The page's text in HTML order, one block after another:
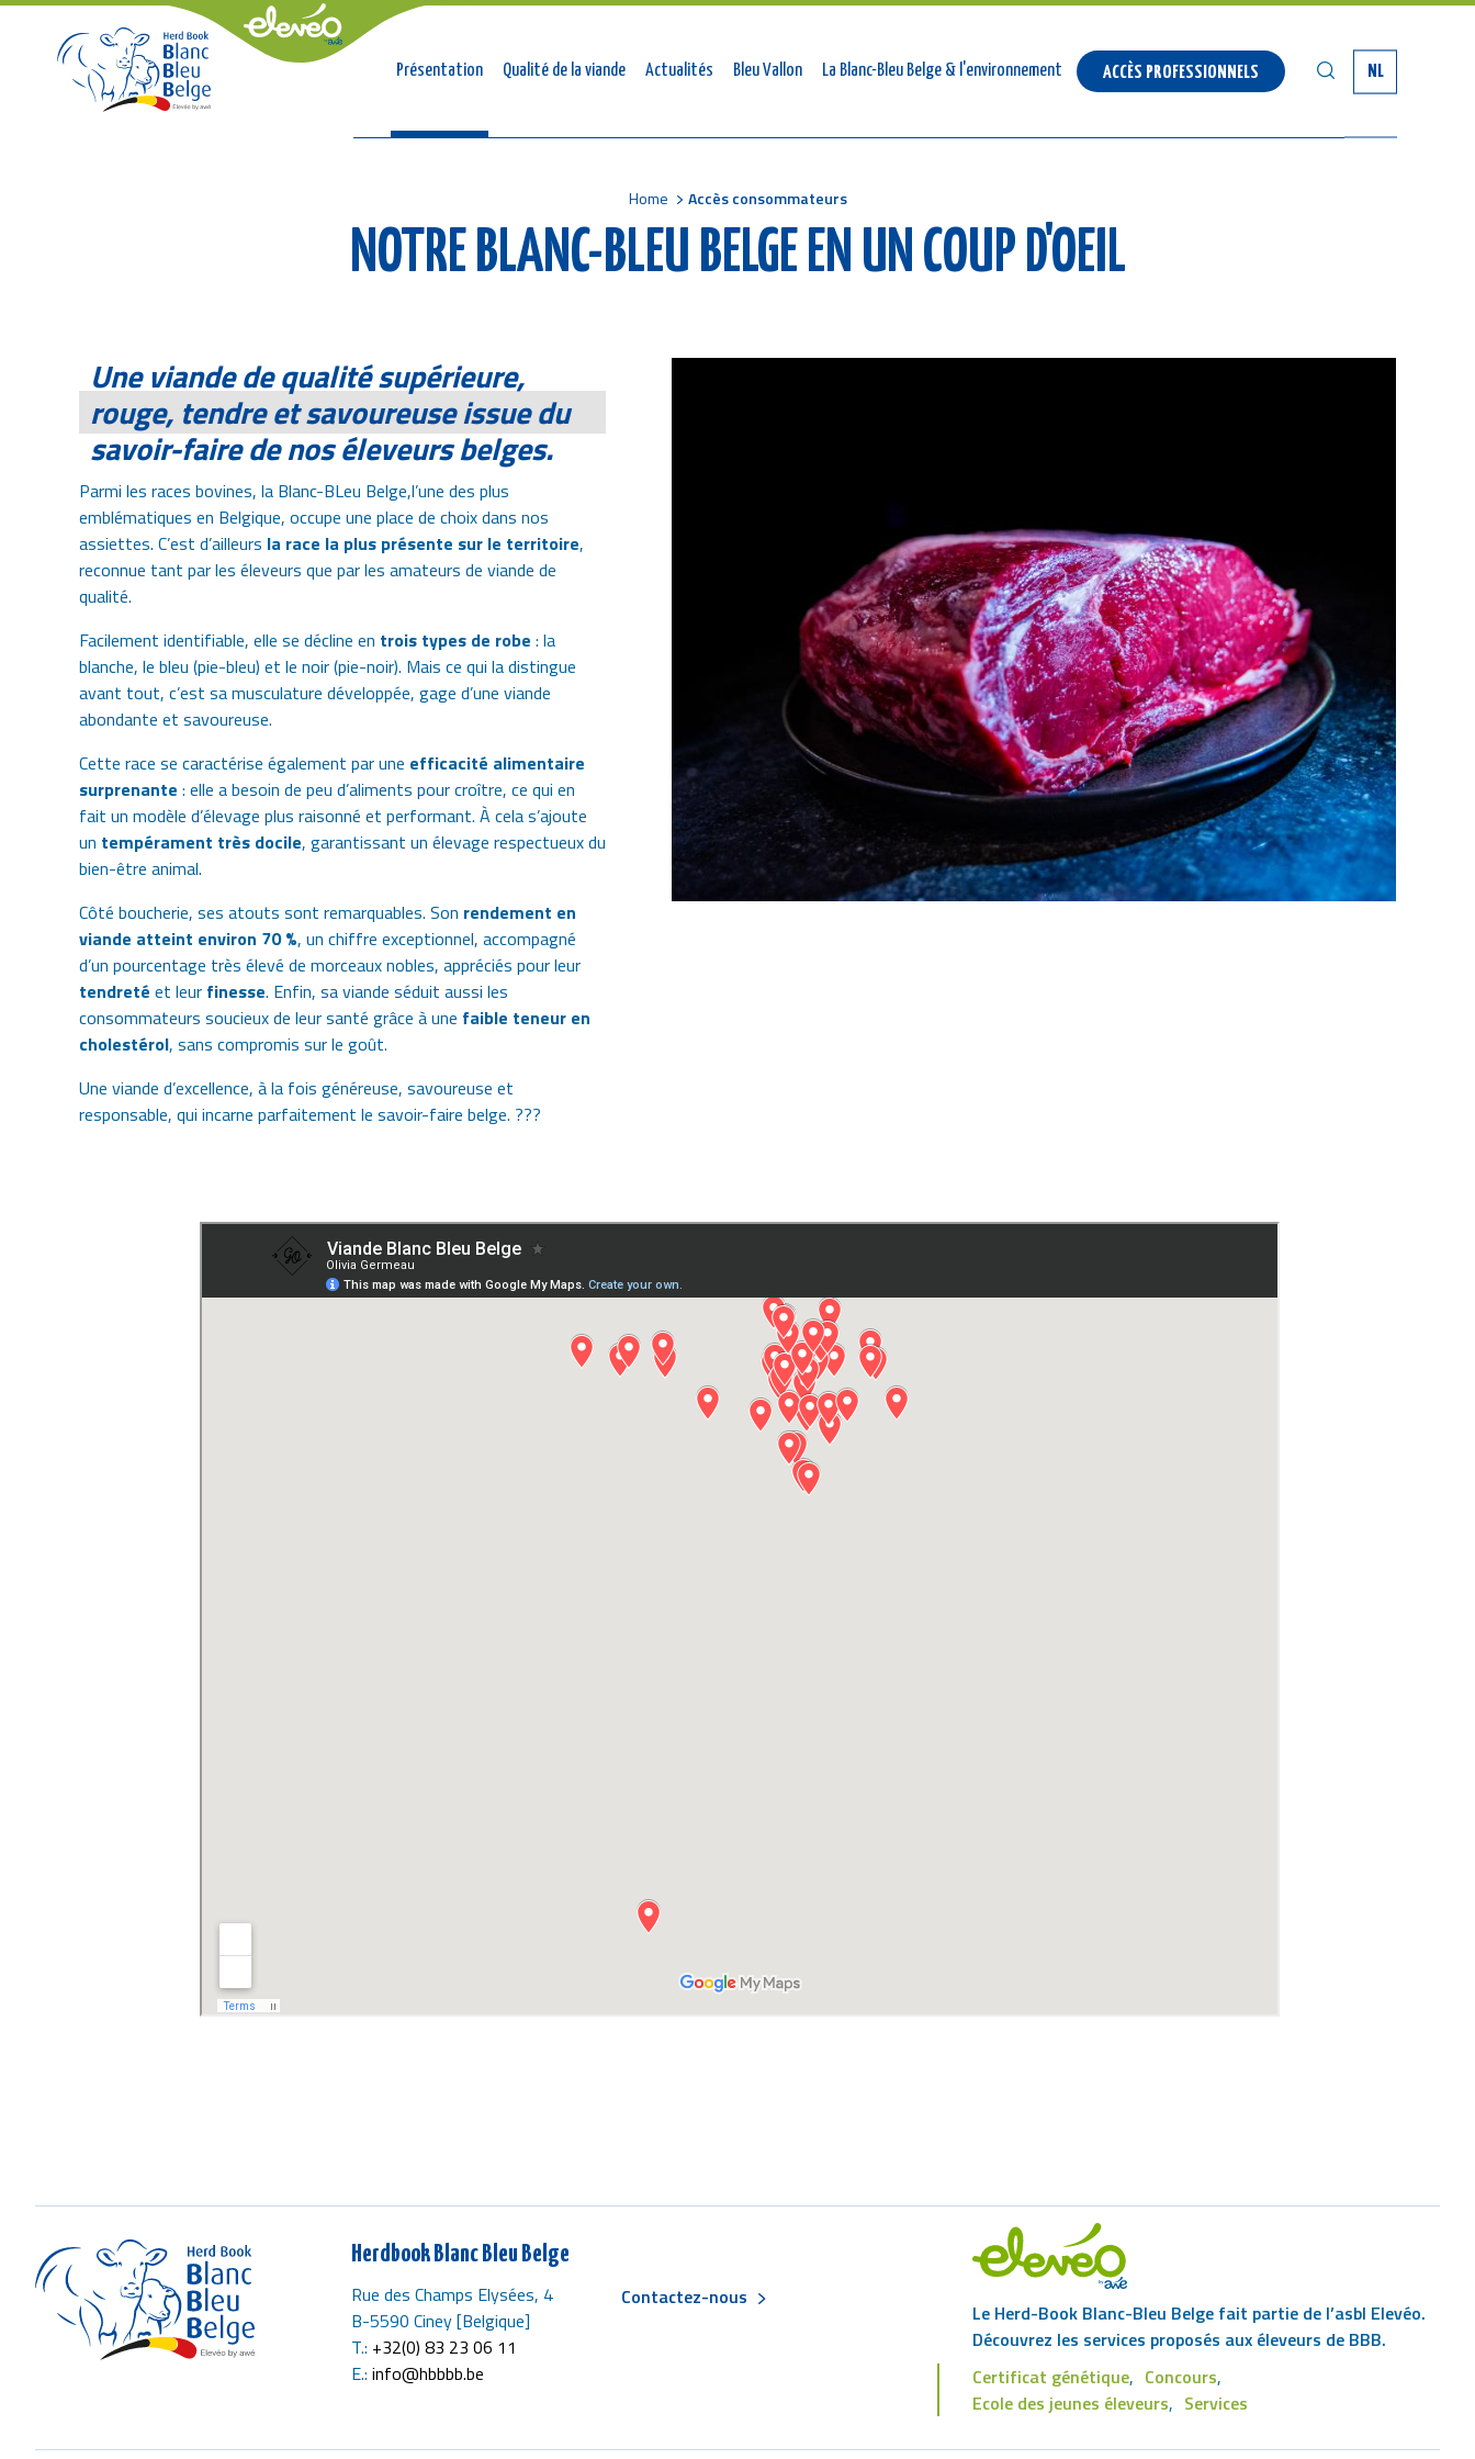
Consommateurs
Présentation Qualité de la viande Actualités Bleu Vallon La Blanc-Bleu Belge & l'environnement ACCÈS PROFESSIONNELS SEARCH NL
Home Accès consommateurs
NOTRE BLANC-BLEU BELGE EN UN COUP D'OEIL
Une viande de qualité supérieure,
rouge, tendre et savoureuse issue du
savoir-faire de nos éleveurs belges.
Parmi les races bovines, la Blanc-BLeu Belge,l’une des plus
emblématiques en Belgique, occupe une place de choix dans nos
assiettes. C’est d’ailleurs la race la plus présente sur le territoire,
reconnue tant par les éleveurs que par les amateurs de viande de
qualité.
Facilement identifiable, elle se décline en trois types de robe : la
blanche, le bleu (pie-bleu) et le noir (pie-noir). Mais ce qui la distingue
avant tout, c’est sa musculature développée, gage d’une viande
abondante et savoureuse.
Cette race se caractérise également par une efficacité alimentaire
surprenante : elle a besoin de peu d’aliments pour croître, ce qui en
fait un modèle d’élevage plus raisonné et performant. À cela s’ajoute
un tempérament très docile, garantissant un élevage respectueux du
bien-être animal.
Côté boucherie, ses atouts sont remarquables. Son rendement en
viande atteint environ 70 %, un chiffre exceptionnel, accompagné
d’un pourcentage très élevé de morceaux nobles, appréciés pour leur
tendreté et leur finesse. Enfin, sa viande séduit aussi les
consommateurs soucieux de leur santé grâce à une faible teneur en
cholestérol, sans compromis sur le goût.
Une viande d’excellence, à la fois généreuse, savoureuse et
responsable, qui incarne parfaitement le savoir-faire belge. ???
Herdbook Blanc Bleu Belge
Rue des Champs Elysées, 4
B-5590 Ciney [Belgique]
T.: +32(0) 83 23 06 11
E.: info@hbbbb.be
Contactez-nous
Le Herd-Book Blanc-Bleu Belge fait partie de l’asbl Elevéo.
Découvrez les services proposés aux éleveurs de BBB.
Footer
Certificat génétique
Concours
Ecole des jeunes éleveurs
Services